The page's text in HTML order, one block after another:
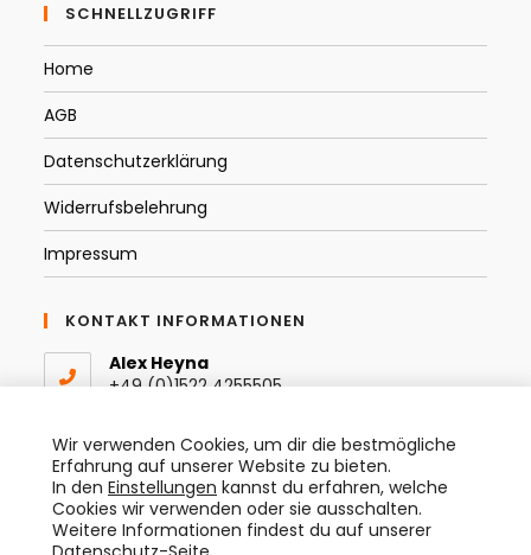
SCHNELLZUGRIFF
Home
AGB
Datenschutzerklärung
Widerrufsbelehrung
Impressum
KONTAKT INFORMATIONEN
Alex Heyna
+49 (0)1522 4255505
Email:
info@thespraytist.deOpens
in
your
application
Instagram
@thespraytist
Wir verwenden Cookies, um dir die bestmögliche
Erfahrung auf unserer Website zu bieten.
In den Einstellungen kannst du erfahren, welche
Cookies wir verwenden oder sie ausschalten.
Weitere Informationen findest du auf unserer